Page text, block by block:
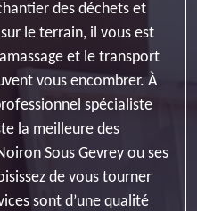
des déchets et
le terrain, il vous est
et le transport
vous encombrer. À
spécialiste
la meilleure des
Sous Gevrey ou ses
de vous tourner
sont d’une qualité